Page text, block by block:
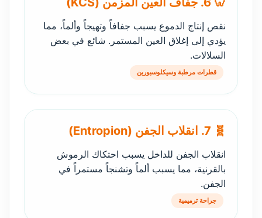
نقص إنتاج الدموع يسبب جفافاً وتهيجاً وألماً، مما
يؤدي إلى إغلاق العين المستمر. شائع في بعض
السلالات.
قطرات مرطبة وسيكلوسبورين
🧬 7. انقلاب الجفن (Entropion)
انقلاب الجفن للداخل يسبب احتكاك الرموش
بالقرنية، مما يسبب ألماً وتشنجاً مستمراً في
الجفن.
جراحة ترميمية